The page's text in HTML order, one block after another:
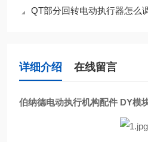
QT部分回转电动执行器怎么
详细介绍 在线留言
伯纳德电动执行机构配件 DY模